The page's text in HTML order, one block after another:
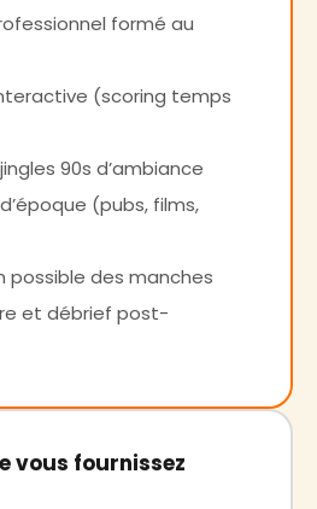
formé au
(scoring temps
90s d’ambiance
(pubs, films,
possible des manches
et débrief post-
vous fournissez